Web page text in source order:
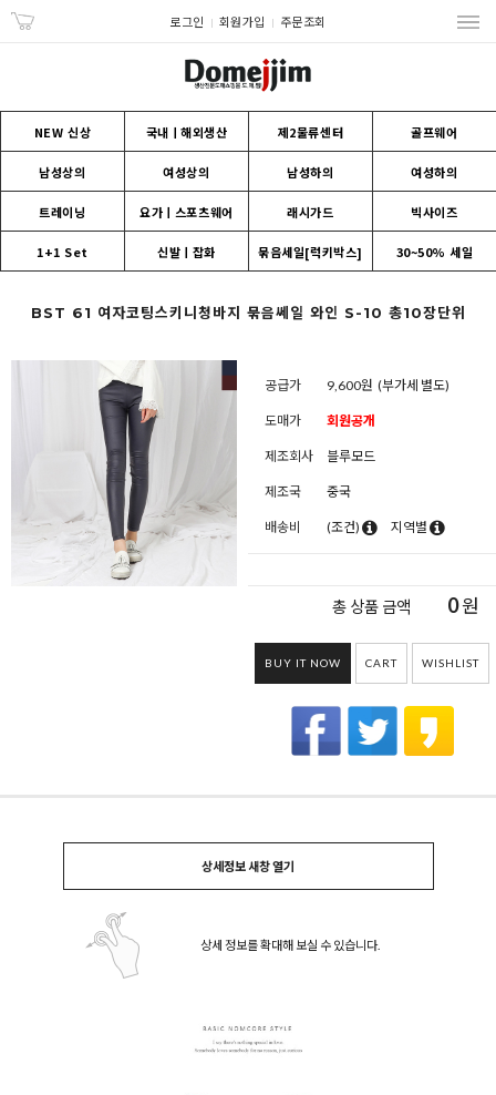
로그인 회원가입 주문조회
NEW 신상 국내ㅣ해외생산 제2물류센터 골프웨어
남성상의 여성상의 남성하의 여성하의
트레이닝 요가ㅣ스포츠웨어 래시가드 빅사이즈
1+1 Set 신발ㅣ잡화 묶음세일[럭키박스] 30~50% 세일
BST 61 여자코팅스키니청바지 묶음쎄일 와인 S-10 총10장단위
공급가 9,600원 (부가세 별도)
도매가 회원공개
제조회사 블루모드
제조국 중국
배송비 (조건) 지역별
총 상품 금액 0원
BUY IT NOW CART WISHLIST
상세정보 새창 열기
상세 정보를 확대해 보실 수 있습니다.